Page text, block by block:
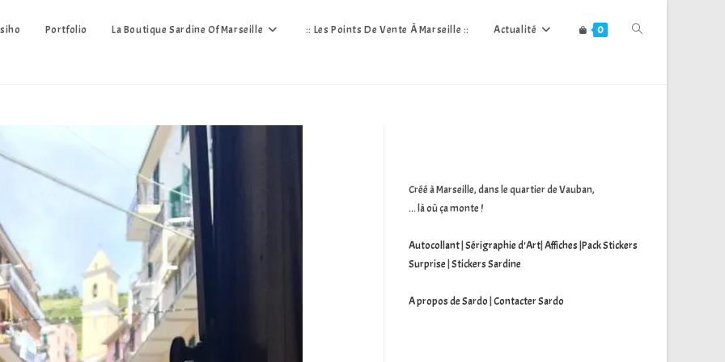
Portfolio La Boutique Sardine Of Marseille :: Les Points De Vente À Marseille :: Actualité 0 Toggle
Créé à Marseille, dans le quartier de Vauban,
... là où ça monte !
Autocollant| Sérigraphie d'Art| Affiches Pack Stickers
Surprise Stickers Sardine
A propos de Sardo Contacter Sardo